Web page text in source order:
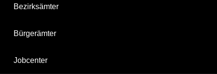
Bezirksämter
Bürgerämter
Jobcenter